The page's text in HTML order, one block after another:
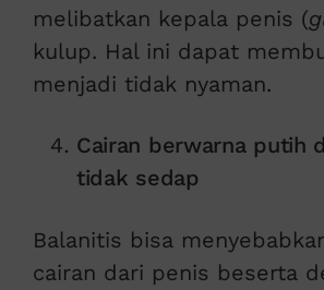
melibatkan kepala penis (
kulup. Hal ini dapat
menjadi tidak nyaman.
Cairan berwarna putih
tidak sedap
Balanitis bisa
cairan dari penis beserta